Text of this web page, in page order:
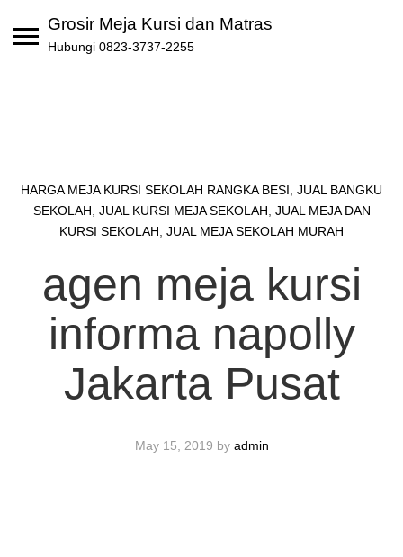
Grosir Meja Kursi dan Matras
Hubungi 0823-3737-2255
HARGA MEJA KURSI SEKOLAH RANGKA BESI JUAL BANGKU
SEKOLAH JUAL KURSI MEJA SEKOLAH JUAL MEJA DAN
KURSI SEKOLAH JUAL MEJA SEKOLAH MURAH
agen meja kursi
informa napolly
Jakarta Pusat
May 15, 2019 by admin